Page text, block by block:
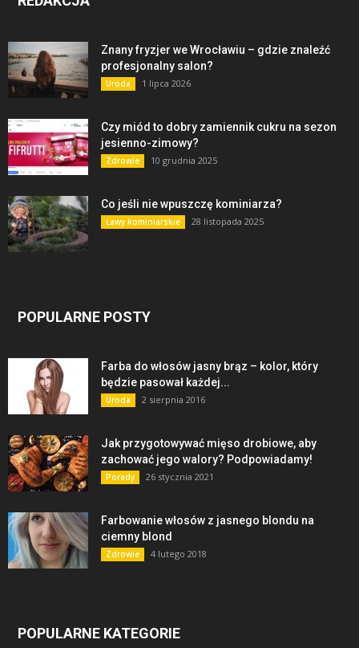
Znany fryzjer we Wrocławiu – gdzie znaleźć
profesjonalny salon?
Uroda 1 lipca 2026
Czy miód to dobry zamiennik cukru na sezon
jesienno-zimowy?
Zdrowie 10 grudnia 2025
Co jeśli nie wpuszczę kominiarza?
Ławy kominiarskie 28 listopada 2025
POPULARNE POSTY
Farba do włosów jasny brąz – kolor, który
będzie pasował każdej...
Uroda 2 sierpnia 2016
Jak przygotowywać mięso drobiowe, aby
zachować jego walory? Podpowiadamy!
Porady 26 stycznia 2021
Farbowanie włosów z jasnego blondu na
ciemny blond
Zdrowie 4 lutego 2018
POPULARNE KATEGORIE